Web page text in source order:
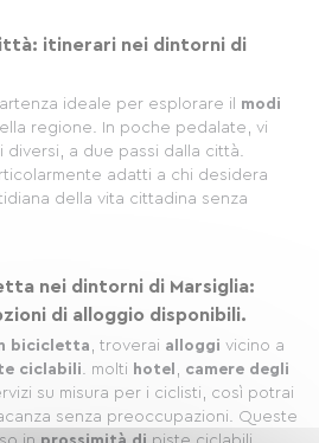
itinerari nei dintorni di
ideale per esplorare il modi
regione. In poche pedalate, vi
diversi, a due passi dalla città.
adatti a chi desidera
della vita cittadina senza
nei dintorni di Marsiglia:
di alloggio disponibili.
bicicletta , troverai alloggi vicino a
ciclabili. molti hotel , camere degli
su misura per i ciclisti, così potrai
senza preoccupazioni. Queste